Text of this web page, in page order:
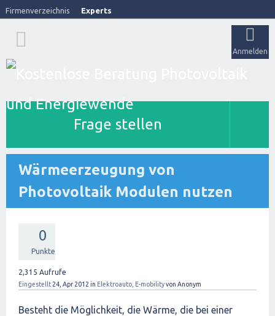
Firmenverzeichnis Experts
Anmelden
Frage stellen
Wärmeerzeugung von
Photovoltaik Modulen nutzen
0
Punkte
2,315 Aufrufe
Eingestellt 24, Apr 2012 in Elektroauto, E-mobilityvon Anonym
Besteht die Möglichkeit, die Wärme, die bei einer